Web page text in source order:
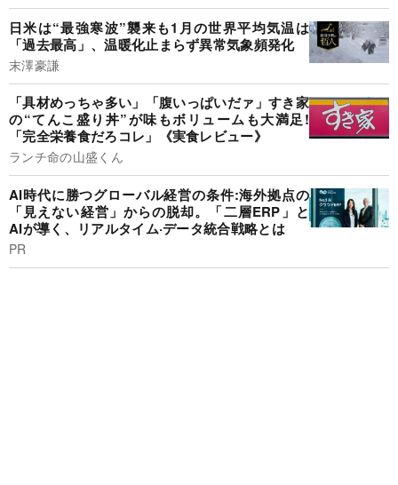
日米は“最強寒波”襲来も1月の世界平均気温は
「過去最高」、温暖化止まらず異常気象頻発化
末澤豪謙
「具材めっちゃ多い」「腹いっぱいだァ」すき家
の“てんこ盛り丼”が味もボリュームも大満足!
「完全栄養食だろコレ」《実食レビュー》
ランチ命の山盛くん
AI時代に勝つグローバル経営の条件:海外拠点の
「見えない経営」からの脱却。「二層ERP」と
AIが導く、リアルタイム·データ統合戦略とは
PR